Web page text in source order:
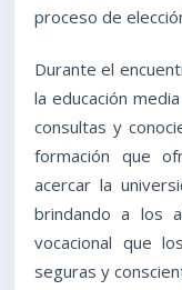
proceso de
Durante el
la educación
consultas y
formación que
acercar la
brindando a los
vocacional que
seguras y